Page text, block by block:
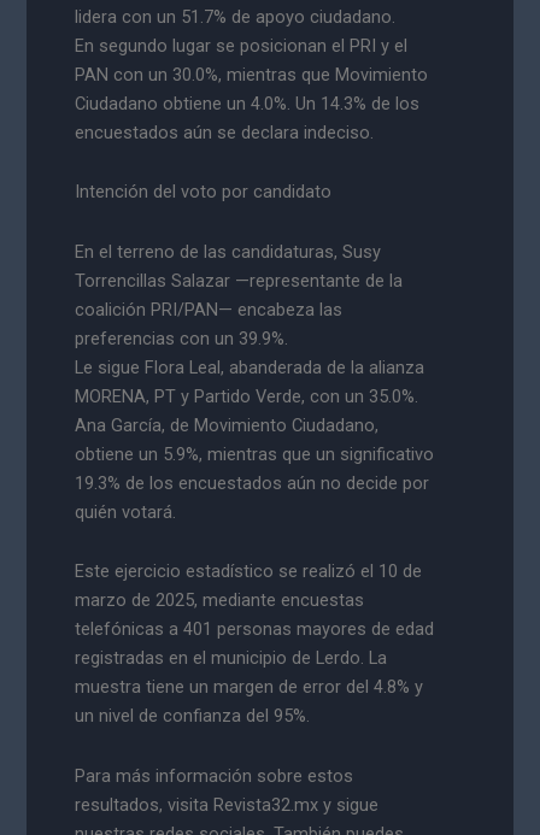
lidera con un 51.7% de apoyo ciudadano.
En segundo lugar se posicionan el PRI y el
PAN con un 30.0%, mientras que Movimiento
Ciudadano obtiene un 4.0%. Un 14.3% de los
encuestados aún se declara indeciso.
Intención del voto por candidato
En el terreno de las candidaturas, Susy
Torrencillas Salazar —representante de la
coalición PRI/PAN— encabeza las
preferencias con un 39.9%.
Le sigue Flora Leal, abanderada de la alianza
MORENA, PT y Partido Verde, con un 35.0%.
Ana García, de Movimiento Ciudadano,
obtiene un 5.9%, mientras que un significativo
19.3% de los encuestados aún no decide por
quién votará.
Este ejercicio estadístico se realizó el 10 de
marzo de 2025, mediante encuestas
telefónicas a 401 personas mayores de edad
registradas en el municipio de Lerdo. La
muestra tiene un margen de error del 4.8% y
un nivel de confianza del 95%.
Para más información sobre estos
resultados, visita Revista32.mx y sigue